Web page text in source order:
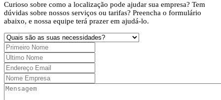
Curioso sobre como a localização pode ajudar sua empresa? Tem
dúvidas sobre nossos serviços ou tarifas? Preencha o formulário
abaixo, e nossa equipe terá prazer em ajudá-lo.